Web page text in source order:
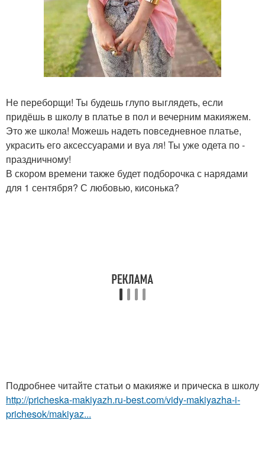
Не переборщи! Ты будешь глупо выглядеть, если
придёшь в школу в платье в пол и вечерним макияжем.
Это же школа! Можешь надеть повседневное платье,
украсить его аксессуарами и вуа ля! Ты уже одета по -
праздничному!
В скором времени также будет подборочка с нарядами
для 1 сентября? С любовью, кисонька?
Подробнее читайте статьи о макияже и прическа в школу
http://pricheska-makiyazh.ru-best.com/vidy-makiyazha-i-
prichesok/makiyaz...